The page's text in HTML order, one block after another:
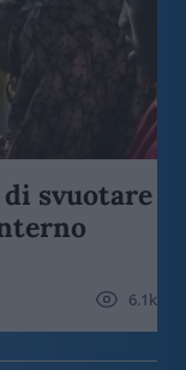
svuotare
6.1k